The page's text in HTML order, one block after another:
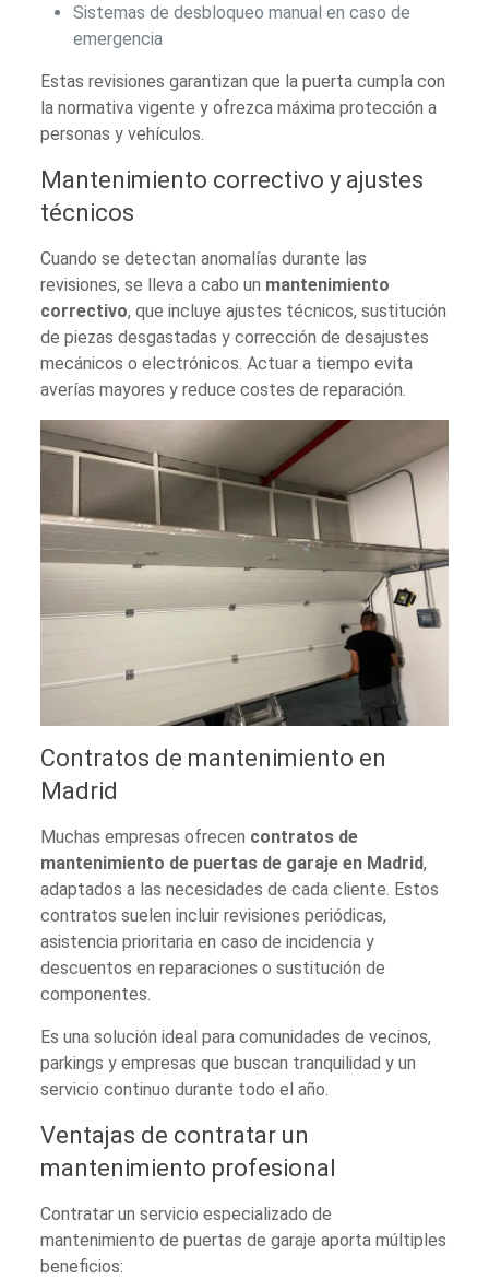
Sistemas de desbloqueo manual en caso de
emergencia
Estas revisiones garantizan que la puerta cumpla con
la normativa vigente y ofrezca máxima protección a
personas y vehículos.
Mantenimiento correctivo y ajustes
técnicos
Cuando se detectan anomalías durante las
revisiones, se lleva a cabo un mantenimiento
correctivo, que incluye ajustes técnicos, sustitución
de piezas desgastadas y corrección de desajustes
mecánicos o electrónicos. Actuar a tiempo evita
averías mayores y reduce costes de reparación.
Contratos de mantenimiento en
Madrid
Muchas empresas ofrecen contratos de
mantenimiento de puertas de garaje en Madrid,
adaptados a las necesidades de cada cliente. Estos
contratos suelen incluir revisiones periódicas,
asistencia prioritaria en caso de incidencia y
descuentos en reparaciones o sustitución de
componentes.
Es una solución ideal para comunidades de vecinos,
parkings y empresas que buscan tranquilidad y un
servicio continuo durante todo el año.
Ventajas de contratar un
mantenimiento profesional
Contratar un servicio especializado de
mantenimiento de puertas de garaje aporta múltiples
beneficios: